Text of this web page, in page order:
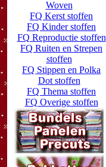
Woven
FQ Kerst stoffen
FQ Kinder stoffen
FQ Reproductie stoffen
FQ Ruiten en Strepen
stoffen
FQ Stippen en Polka
Dot stoffen
FQ Thema stoffen
FQ Overige stoffen